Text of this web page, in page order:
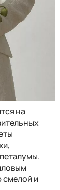
на
смелой и